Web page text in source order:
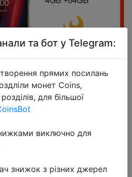
8 Android 10
телефон на
P60 4 Гб + 64 Гб
та бот у Telegram:
прямих посилань
монет Coins,
для більшої
виключно для
знижок з різних джерел